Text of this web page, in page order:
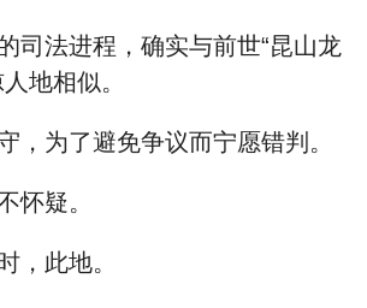
司法进程，确实与前世“昆山龙
地相似。
，为了避免争议而宁愿错判。
怀疑。
，此地。